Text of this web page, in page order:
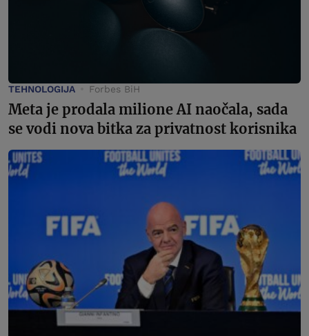
TEHNOLOGIJA Forbes BiH
Meta je prodala milione AI naočala, sada
se vodi nova bitka za privatnost korisnika